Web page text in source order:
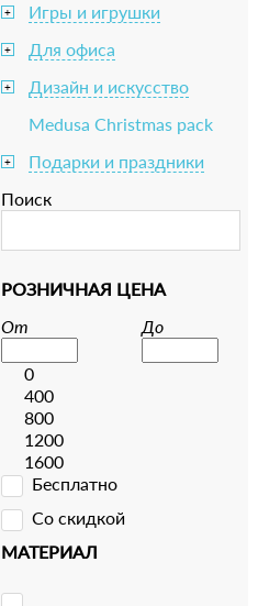
+ Игры и игрушки
+ Для офиса
+
Дизайн и искусство
Medusa Christmas pack
+
Подарки и праздники
Поиск
РОЗНИЧНАЯ ЦЕНА
От
До
0
400
800
1200
1600
Бесплатно
Со скидкой
МАТЕРИАЛ